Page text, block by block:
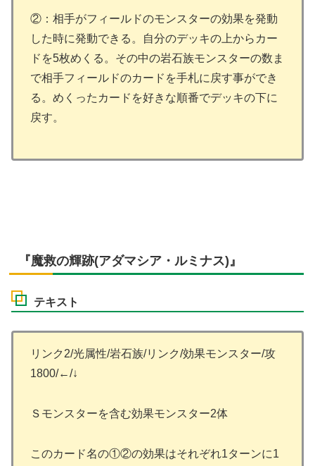
②：相手がフィールドのモンスターの効果を発動
した時に発動できる。自分のデッキの上からカー
ドを5枚めくる。その中の岩石族モンスターの数ま
で相手フィールドのカードを手札に戻す事ができ
る。めくったカードを好きな順番でデッキの下に
戻す。
『魔救の輝跡(アダマシア・ルミナス)』
テキスト
リンク2/光属性/岩石族/リンク/効果モンスター/攻
1800/←/↓
Ｓモンスターを含む効果モンスター2体
このカード名の①②の効果はそれぞれ1ターンに1